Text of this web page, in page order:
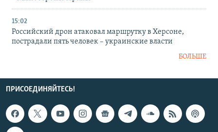
15:02
Российский дрон атаковал маршрутку в Херсоне,
пострадали пять человек – украинские власти
БОЛЬШЕ
ПРИСОЕДИНЯЙТЕСЬ!